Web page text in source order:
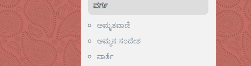
ವರ್ಗ
ಅಮೃತವಾಣಿ
ಅಮ್ಮನ ಸಂದೇಶ
ವಾರ್ತೆ